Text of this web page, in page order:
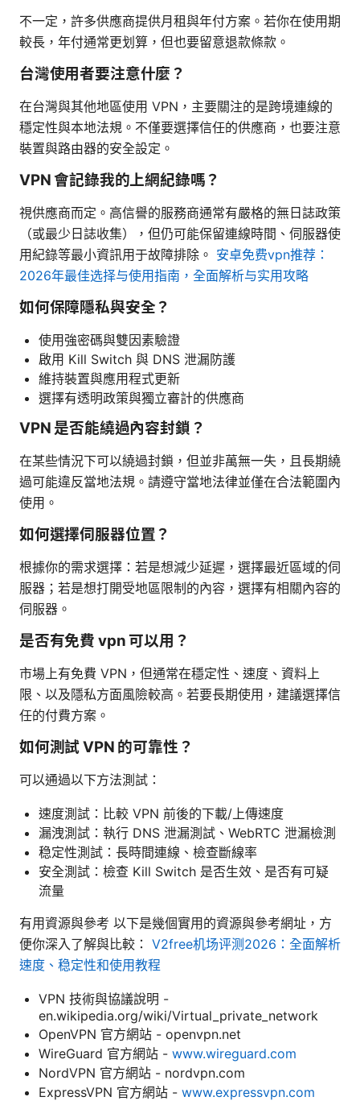
不一定，許多供應商提供月租與年付方案。若你在使用期
較長，年付通常更划算，但也要留意退款條款。
台灣使用者要注意什麼？
在台灣與其他地區使用 VPN，主要關注的是跨境連線的
穩定性與本地法規。不僅要選擇信任的供應商，也要注意
裝置與路由器的安全設定。
VPN 會記錄我的上網紀錄嗎？
視供應商而定。高信譽的服務商通常有嚴格的無日誌政策
（或最少日誌收集），但仍可能保留連線時間、伺服器使
用紀錄等最小資訊用于故障排除。 安卓免费vpn推荐：
2026年最佳选择与使用指南，全面解析与实用攻略
如何保障隱私與安全？
使用強密碼與雙因素驗證
啟用 Kill Switch 與 DNS 泄漏防護
維持裝置與應用程式更新
選擇有透明政策與獨立審計的供應商
VPN 是否能繞過內容封鎖？
在某些情況下可以繞過封鎖，但並非萬無一失，且長期繞
過可能違反當地法規。請遵守當地法律並僅在合法範圍內
使用。
如何選擇伺服器位置？
根據你的需求選擇：若是想減少延遲，選擇最近區域的伺
服器；若是想打開受地區限制的內容，選擇有相關內容的
伺服器。
是否有免費 vpn 可以用？
市場上有免費 VPN，但通常在穩定性、速度、資料上
限、以及隱私方面風險較高。若要長期使用，建議選擇信
任的付費方案。
如何測試 VPN 的可靠性？
可以通過以下方法測試：
速度測試：比較 VPN 前後的下載/上傳速度
漏洩測試：執行 DNS 泄漏測試、WebRTC 泄漏檢測
稳定性測試：長時間連線、檢查斷線率
安全測試：檢查 Kill Switch 是否生效、是否有可疑
流量
有用資源與參考 以下是幾個實用的資源與參考網址，方
便你深入了解與比較： V2free机场评测2026：全面解析
速度、稳定性和使用教程
VPN 技術與協議說明 -
en.wikipedia.org/wiki/Virtual_private_network
OpenVPN 官方網站 - openvpn.net
WireGuard 官方網站 - www.wireguard.com
NordVPN 官方網站 - nordvpn.com
ExpressVPN 官方網站 - www.expressvpn.com